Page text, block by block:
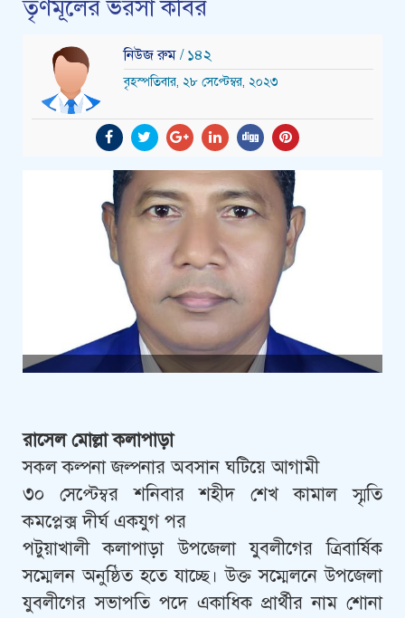
তৃণমূলের ভরসা কবির
নিউজ রুম / ১৪২
বৃহস্পতিবার, ২৮ সেপ্টেম্বর, ২০২৩
রাসেল মোল্লা কলাপাড়া
সকল কল্পনা জল্পনার অবসান ঘটিয়ে আগামী
৩০ সেপ্টেম্বর শনিবার শহীদ শেখ কামাল স্মৃতি
কমপ্লেক্স দীর্ঘ একযুগ পর
পটুয়াখালী কলাপাড়া উপজেলা যুবলীগের ত্রিবার্ষিক
সম্মেলন অনুষ্ঠিত হতে যাচ্ছে। উক্ত সম্মেলনে উপজেলা
যুবলীগের সভাপতি পদে একাধিক প্রার্থীর নাম শোনা